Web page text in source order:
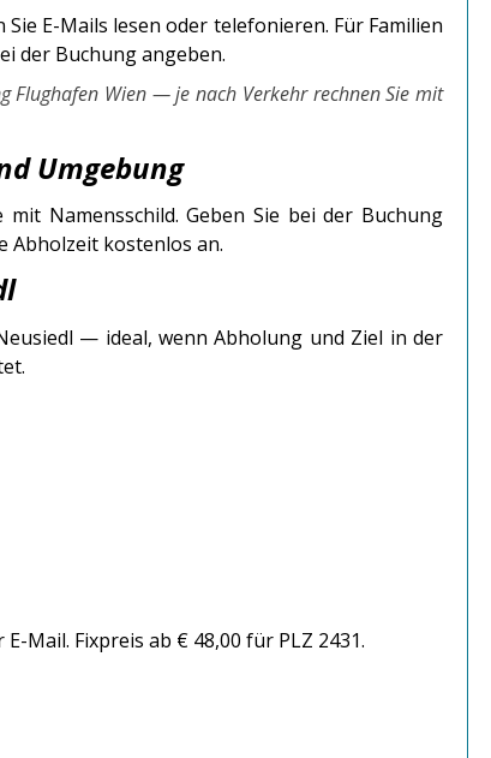
E-Mails lesen oder telefonieren. Für Familien
der Buchung angeben.
Flughafen Wien — je nach Verkehr rechnen Sie mit
Umgebung
Namensschild. Geben Sie bei der Buchung
Abholzeit kostenlos an.
— ideal, wenn Abholung und Ziel in der
Fixpreis ab € 48,00 für PLZ 2431.